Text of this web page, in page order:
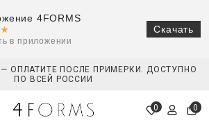
ОПЛАТИТЕ ПОСЛЕ ПРИМЕРКИ. ДОСТУПНО
ПО ВСЕЙ РОССИИ
0 0
4FORMS
в приложении
Скачать